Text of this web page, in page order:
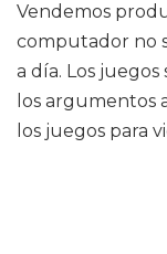
Vendemos
computador no
a día. Los
los argumentos
los juegos para